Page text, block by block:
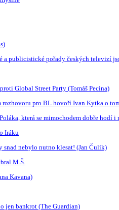
publicistické pořady českých televizí
Global Street Party (Tomáš Pecina)
pro BL hovoří Ivan Kytka o
která se mimochodem dobře hodí i
Iráku
snad nebylo nutno klesat! (Jan Čulík)
M.Š.
Kavana)
jen bankrot (The Guardian)